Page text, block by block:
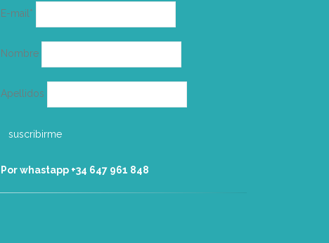
E-mail*
electrónico
Nombre
Apellidos
Por whastapp +34 ‭647 961 848‬